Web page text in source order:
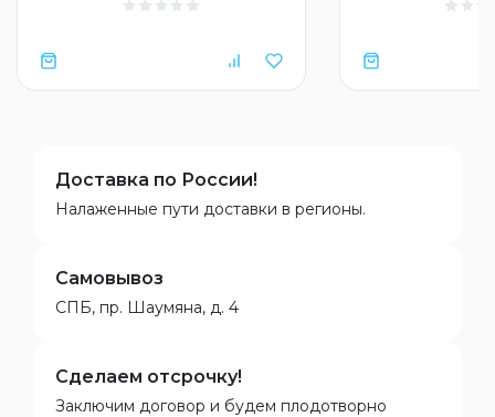
Доставка по России!
Налаженные пути доставки в регионы.
Самовывоз
СПБ, пр. Шаумяна, д. 4
Сделаем отсрочку!
Заключим договор и будем плодотворно